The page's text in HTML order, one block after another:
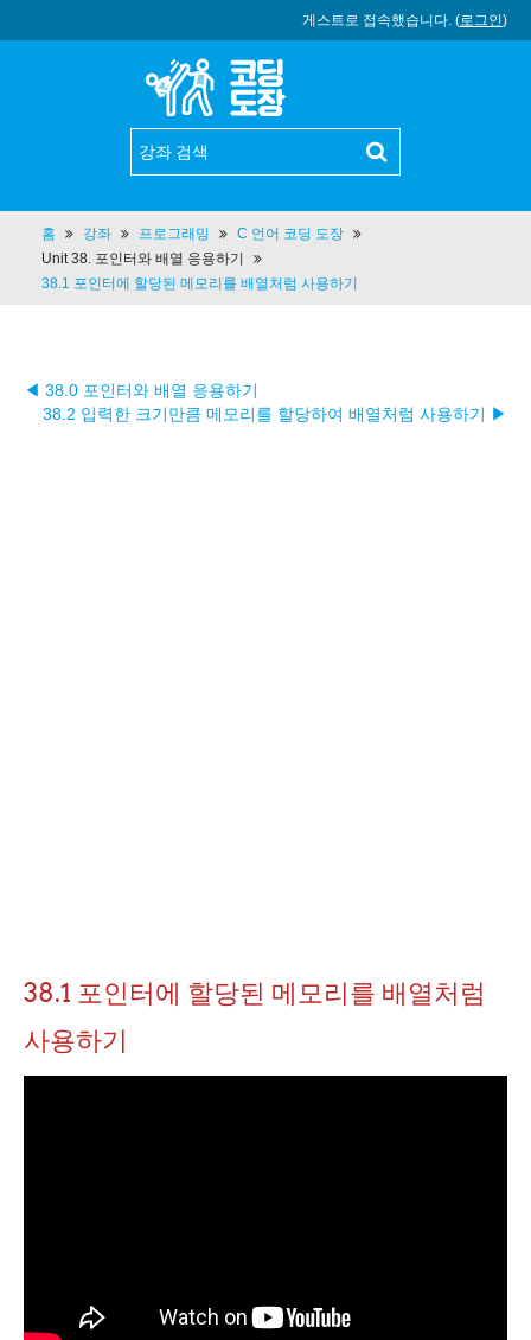
게스트로 접속했습니다. (로그인)
홈 강좌 프로그래밍
C 언어 코딩 도장
Unit 38. 포인터와 배열 응용하기
38.1 포인터에 할당된 메모리를 배열처럼 사용하기
◀ 38.0 포인터와 배열 응용하기
38.2 입력한 크기만큼 메모리를 할당하여 배열처럼 사용하기 ▶︎
38.1 포인터에 할당된 메모리를 배열처럼
사용하기